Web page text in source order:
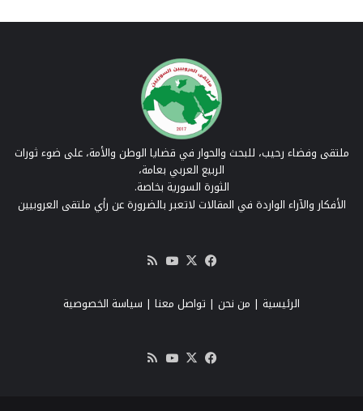
ملتقى وفضاء رحيب، للبحث والحوار في قضايا الوطن والأمة، على ضوء ثورات
الربيع العربي بعامة،
الثورة السورية بخاصة.
الأفكار والآراء الواردة في المقالات لاتعبر بالضرورة عن رأي ملتقى العروبيين
فيسبوك
‫X
‫YouTube
RSS
الرئيسية | من نحن | تواصل معنا | سياسة الخصوصية
فيسبوك
‫X
‫YouTube